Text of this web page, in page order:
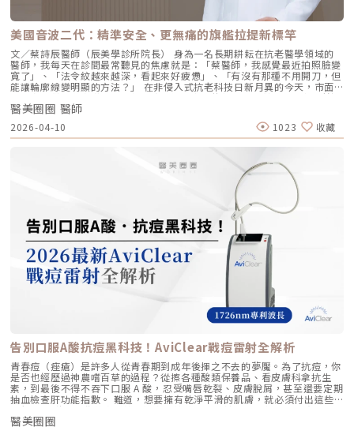
然。六、 蔡醫師的診間建議：如何規劃妳的「逆時針」計畫？在辰美學，
我們追求的是「長效且細膩」的美，而非瞬間的煙火式改變。針對初次接觸
Profhilo 逆時針 的客戶，我通常會建議以「週期性重塑」的方式來規劃妳
的專屬美學地圖：1. 基礎療程：建議至少進行 2 至 3 次為了達到最佳的彈
力蛋白新生與肌底環境優化，單次施打僅是啟動信號，完整的重塑需要時間
堆疊： 啟動期（第 1 次與第 2 次）： 建議間隔 1 個月施打。這兩次密集的
治療能確保高濃度玻尿酸在真皮層內建立穩固的擴散網絡，全面活化纖維母
細胞。 強化期（第 2 次與第 3 次）： 建議間隔3到6個月進行第三次施打。
這是一個關鍵的鞏固點，能延續細胞的再生信號，讓拉皮效果更具層次感。
維持期： 經過這 3 次完整的週期療程後，肌膚的緊緻度與細緻質感通常可
以維持九個月左右的時間。2.術後照護：輕盈無負擔的修復由於 Profhilo
是極高純度的玻尿酸且不含化學交聯劑，術後反應極輕。只需在 24 小時內
避免劇烈運動與高溫環境（如溫泉、蒸氣室、高溫瑜伽），其餘日常生活、
上妝均不受影響，非常適合行程滿檔的都會女性。結語：美，是找回妳原本
的自然光采抗老不應該是「加法」，而是「還原」。Profhilo 逆時針的哲
學與辰美學的理念不謀而合：我們不希望客戶變得不像自己，我們希望妳在
未來的日子裡，依然保有那份緊緻、透亮的彈力美感。妳不需要厚重的粉底
來遮蓋疲態，因為最美的底妝，就是妳健康的真皮層。如果妳也想體驗這種
「由內而外」的重塑感，歡迎來到辰美學，讓我們為妳量身定制專屬的逆齡
處方箋。「詳細內容請詳見辰美學官網」
就像是膚況變好了，而不是動了手腳。4. 獨創 BAP 五點注射技術：療程更
舒適、更快速採用獨家的 BAP (Bio Aesthetic Points) 五點注射技術。醫師
只需在臉部兩側各選擇五個精準的生物美學點進行注射，就能讓玻尿酸均勻
擴散至全臉。這大大減少了注射的針數和疼痛感，也降低了術後瘀青和腫脹
的機率，讓療程更加舒適、快速。5. 高濃度、不含交聯劑：安全性高、低發
炎風險以高濃度玻尿酸為主要成分，且製程中不使用任何化學交聯劑，能有
效降低注射後的發炎反應與過敏風險。同時，也經過多項國際認證，確保了
產品的純淨與安全性。逆時針（Profhilo） vs. 傳統玻尿酸比較 療程名稱
逆時針 (Profhilo) 傳統玻尿酸填充劑 主要功能 「生物重塑」(Bio-
remodeling)， 刺激膠原蛋白和彈力蛋白再生，從根本改善膚質 「填充」
和「支撐」， 用於填補凹陷、雕塑輪廓 成分組成 專利技術結合高低分子玻
尿酸， 64mg/2ml 高濃度，無交聯劑 玻尿酸會添加交聯劑，以增加黏度和
支撐力， 能維持體積不被快速分解 作用機制 注射後會均勻擴散至皮膚深
視個人體質、代謝與保養習慣而異） 約6～18個月 （因品牌、分子大小及
個人體質而異） 值得一提的是，它不像音波拉提需要靠機器操作、產生熱
能導致術後紅腫，也不會像玻尿酸填充容易造成過度膨脹的人工感，而是像
「智慧型保養」，漸進式修復你的肌膚底層架構。哪些人適合做璞菲洛？
Profhilo不僅適合輕熟女族群，也非常適合希望改善整體膚況、延緩老化的
人。尤其推薦給以下族群： 面臨初老症狀者： 臉部、頸部或手部出現細
紋、輕微鬆弛，以及肌膚彈性下降、缺乏緊實感的人。 膚質困擾者： 肌膚
乾燥、毛孔粗大、膚色不均或膚質粗糙，希望透過深層保濕來全面提升膚況
的人。 追求自然效果者： 不希望外觀有大幅度改變，只想透過自然、漸進
的方式讓自己看起來更年輕、更有氣色。 對其他療程敏感者： 曾對雷射、
能量儀器等療程反應較大，或希望尋找一種低風險、低修復期的保養方式。
忙碌但仍想維持好氣色的族群非常友善。璞菲洛療程建議與效果說明璞菲洛
建議以三次療程為一完整週期，前兩次治療間隔約30天，第三次則可延長至
4至6個月後進行。必要時，醫師會根據患者肌膚老化程度，評估是否安排加
強治療，以達到最佳效果。大部分患者在首次治療後約2至4週，能感受到肌
膚保濕度提升與質感柔嫩。完整療程結束後，肌膚彈性、細緻度與毛孔緊實
度明顯改善，效果可維持數月，期間因人而異，與個人膚質及保養習慣相
關。針對肌膚老化較嚴重的患者，醫師會提供客製化療程方案，確保治療成
美國音波二代：精準安全、更無痛的旗艦拉提新標竿
文／蔡詩辰醫師（辰美學診所院長） 身為一名長期耕耘在抗老醫學領域的
醫師，我每天在診間最常聽見的焦慮就是：「蔡醫師，我感覺最近拍照臉變
寬了」、「法令紋越來越深，看起來好疲憊」、「有沒有那種不用開刀，但
能讓輪廓線變明顯的方法？」 在非侵入式抗老科技日新月異的今天，市面
上的音波儀器琳瑯滿目。但每當病患詢問我最信任哪一台儀器時，我的首選
始終是 Ultherapy 美國音波。而在 2026 年的現在，隨著 Ultherapy
Prime（美音二代） 的問世，醫美界正式進入了「精準醫療」的新紀元。這
篇文章，我將以專業醫師的角度，深度拆解為什麼美音二代會成為我臨床治
療的核心，以及它如何重新定義抗老的黃金標準。一、 為什麼「看得到」
跟病患分享一個觀念：音波拉提不是「能量越強越好」，而是「能量要打在
對的地方」。每個人的皮膚厚度、皮下脂肪分布、筋膜層（SMAS）的深
度，甚至是神經血管的走勢都完全不同。即便是在同一個人的臉上，左側與
右側的組織密度也存在差異。傳統的音波療程多半屬於「盲打」，醫師只能
憑藉經驗去推測深度，這就像是在迷霧中航行，風險與不穩定性自然較高。
1.1 精準醫療的「透視眼」最新的Ultherapy Prime 美國音波二代搭載了升
級版 DeepSEE® 即時影像技術。在施打的每一條能量時，我都能透過 2X 高
清螢幕清晰地看見病患當下的組織層級。這意味著： 避開神經與骨頭：大
幅降低因能量落點錯誤導致的劇痛或副作用。 精準鎖定 SMAS 筋膜層：確
保每一發熱凝結點都精確落在支撐輪廓的關鍵地基上。 即時監控探頭貼合
度：防止因貼合不全導致的表皮燙傷。二、 三種鬆弛型態：妳需要的是
「拉提」還是「緊緻」？很多客人到診間會直接說：「我要打音波。」但我
通常會先進行細緻的觸診與影像觀察，因為「鬆弛」其實分為不同層次。如
果診斷錯誤，治療效果就會大打折扣。我將臉部老化歸納為三種主要型態，
並給予不同的客製化建議：2.1 筋膜鬆弛型（結構下垂）這是最適合美國音
墜。這類問題的根源在於 SMAS 筋膜層失去張力，需要透過美音二代深達
4.5mm 的聚焦能量，從地基進行「拉提」。2.2 表皮鬆弛型（膚質鬆軟）
如果妳覺得臉部皮膚軟爛、毛孔粗大、布滿細紋，這通常是真皮層膠原蛋白
流失。此時我會建議以「無雙電波」或「鳳凰電波」為主，強化表層的「緊
緻」，若能搭配美音二代 1.5mm 或 3.0mm 的探頭進行分層治療，效果會
更全面。2.3 脂肪下移型（贅肉堆積）有些人老化表現是法令紋上方擠出一
塊肉，或是出現明顯的雙下巴。這類族群除了筋膜拉提，還需要美音二代對
脂肪組織產生的微熱效應來進行收斂，收緊鬆贅組織，恢復線條的俐落感。
醫美圈圈 醫師
2026-04-10 1023 收藏
告別口服A酸抗痘黑科技！AviClear戰痘雷射全解析
青春痘（痤瘡）是許多人從青春期到成年後揮之不去的夢魘。為了抗痘，你
是否也經歷過神農嚐百草的過程？從擦各種酸類保養品、看皮膚科拿抗生
素，到最後不得不吞下口服 A 酸，忍受嘴唇乾裂、皮膚脫屑，甚至還要定期
抽血檢查肝功能指數。 難道，想要擁有乾淨平滑的肌膚，就必須付出這些
代價嗎？ 隨著醫學美容科技的進步，抗痘治療終於迎來了劃時代的突破。
全球首款獲得美國 FDA 認證，專門針對「皮脂腺」進行治療的 AviClear 戰
醫美圈圈